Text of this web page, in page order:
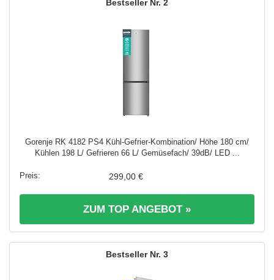
2
Gorenje RK 4182 PS4 Kühl-Gefrier-Kombination/ Höhe 180 cm/
Kühlen 198 L/ Gefrieren 66 L/ Gemüsefach/ 39dB/ LED ...
299,00 €
ZUM TOP ANGEBOT »
3